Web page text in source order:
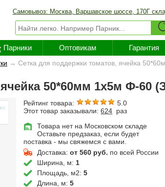
Самовывоз: Москва, Варшавское шоссе, 170Г
Парники Оптовикам Гарантия
→ Сетка для поддержки томатов, ячейка
50*60мм 1х5м Ф-60
Рейтинг товара:
5.0
Этот товар заказывали:624 раз
Товара нет на Московском складе
Оставьте предзаказ, если будет
поставка - мы свяжемся с вами.
Доставка:от 560 руб. по всей России
Ширина, м: 1
Площадь, м2:5
Длина, м:5